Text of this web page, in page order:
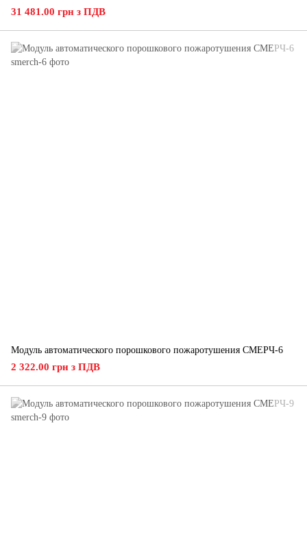
31 481.00 грн з ПДВ
Модуль автоматического порошкового пожаротушения СМЕРЧ-6
2 322.00 грн з ПДВ